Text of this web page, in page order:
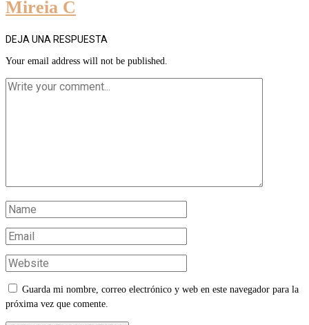
Mireia C
DEJA UNA RESPUESTA
Your email address will not be published.
Guarda mi nombre, correo electrónico y web en este navegador para la
próxima vez que comente.